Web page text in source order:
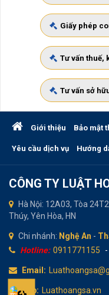
Giấy phép
Tư vấn thuế,
Tư vấn sở
Giới thiệu Bảo mật
Yêu cầu dịch vụ Hướng
CÔNG TY LUẬT
Hà Nội: 12A03, Tòa
Thúy, Yên Hòa, HN
Chi nhánh: Nghệ An -
Hotline: 0911771155 -
Email:
Web: Luathoangsa.vn